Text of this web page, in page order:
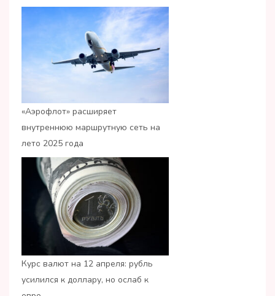
«Аэрофлот» расширяет
внутреннюю маршрутную сеть на
лето 2025 года
Курс валют на 12 апреля: рубль
усилился к доллару, но ослаб к